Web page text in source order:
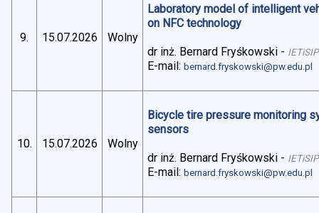
9. 15.07.2026 Wolny
Laboratory model of intelligent
on NFC technology
dr inż. Bernard Fryśkowski - IETiSIP
E-mail:bernard.fryskowski@pw.edu.pl
10. 15.07.2026 Wolny
Bicycle tire pressure monitoring
sensors
dr inż. Bernard Fryśkowski - IETiSIP
E-mail:bernard.fryskowski@pw.edu.pl